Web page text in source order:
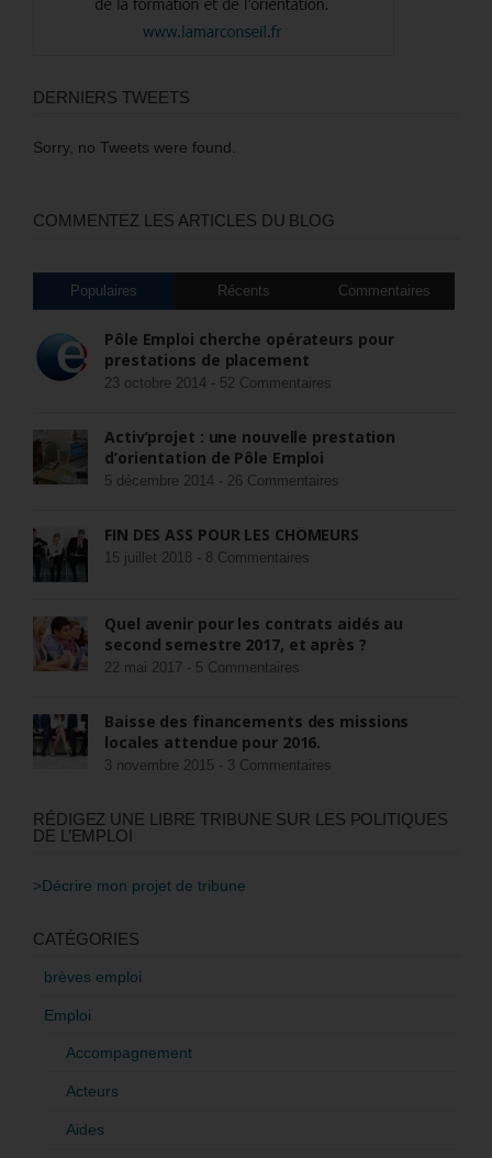
DERNIERS TWEETS
Sorry, no Tweets were found.
COMMENTEZ LES ARTICLES DU BLOG
Populaires Récents Commentaires
Pôle Emploi cherche opérateurs pour
prestations de placement
23 octobre 2014 - 52 Commentaires
Activ’projet : une nouvelle prestation
d’orientation de Pôle Emploi
5 décembre 2014 - 26 Commentaires
FIN DES ASS POUR LES CHÔMEURS
15 juillet 2018 - 8 Commentaires
Quel avenir pour les contrats aidés au
second semestre 2017, et après ?
22 mai 2017 - 5 Commentaires
Baisse des financements des missions
locales attendue pour 2016.
3 novembre 2015 - 3 Commentaires
RÉDIGEZ UNE LIBRE TRIBUNE SUR LES POLITIQUES
DE L’EMPLOI
>Décrire mon projet de tribune
CATÉGORIES
brèves emploi
Emploi
Accompagnement
Acteurs
Aides